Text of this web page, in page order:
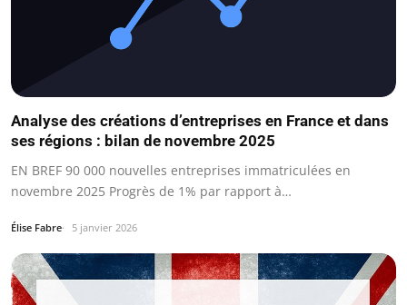
Analyse des créations d’entreprises en France et dans
ses régions : bilan de novembre 2025
EN BREF 90 000 nouvelles entreprises immatriculées en
novembre 2025 Progrès de 1% par rapport à…
Élise Fabre 5 janvier 2026